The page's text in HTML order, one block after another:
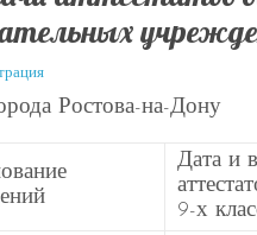
Ростова-на-Дону
Дата и
9-х